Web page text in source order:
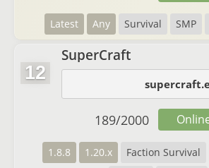
Latest Any Survival SMP
12
SuperCraft
1.8.8 1.20.x Faction Survival
189/2000